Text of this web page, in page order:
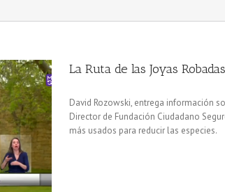
La Ruta de las Joyas Robadas
David Rozowski, entrega información
Director de Fundación Ciudadano
más usados para reducir las especies.